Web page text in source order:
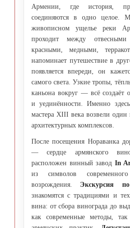
Армении, где история,
соединяются в одно целое.
живописном ущелье реки
проходит между
красными, медными,
напоминает путешествие в
появляется впереди, он
самого света. Узкие тропы,
каньона вокруг — всё
и уединённости. Именно
мастера XIII века возвели
архитектурных комплексов.
После посещения Нораванка
— сердце армянского
расположен винный завод In
из символов
возрождения. Экскурсия
знакомятся с традициями и
вина: от сбора винограда до
как современные методы,